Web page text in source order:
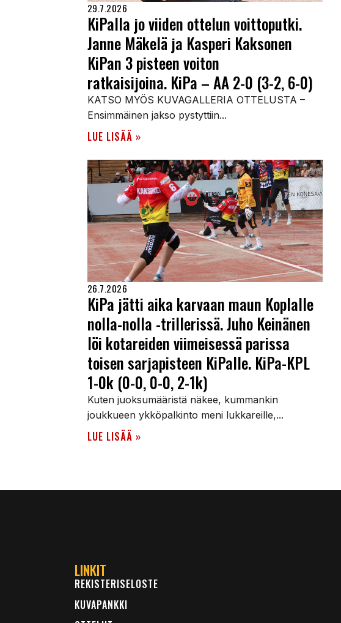
29.7.2026
KiPalla jo viiden ottelun voittoputki.
Janne Mäkelä ja Kasperi Kaksonen
KiPan 3 pisteen voiton
ratkaisijoina. KiPa – AA 2-0 (3-2, 6-0)
KATSO MYÖS KUVAGALLERIA OTTELUSTA –
Ensimmäinen jakso pystyttiin...
LUE LISÄÄ »
26.7.2026
KiPa jätti aika karvaan maun Koplalle
nolla-nolla -trillerissä. Juho Keinänen
löi kotareiden viimeisessä parissa
toisen sarjapisteen KiPalle. KiPa-KPL
1-0k (0-0, 0-0, 2-1k)
Kuten juoksumääristä näkee, kummankin
joukkueen ykköpalkinto meni lukkareille,...
LUE LISÄÄ »
LINKIT
REKISTERISELOSTE
KUVAPANKKI